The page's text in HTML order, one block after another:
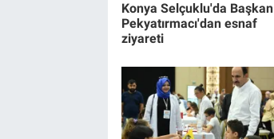
Konya Selçuklu'da Başkan
Pekyatırmacı'dan esnaf
ziyareti